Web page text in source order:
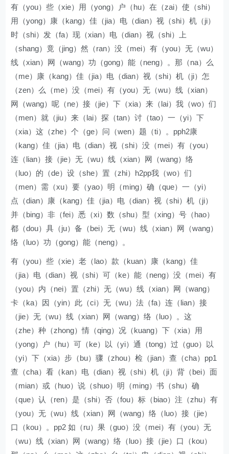
有（you）些（xie）用（yong）户（hu）在（zai）使（shi）
用（yong）康（kang）佳（jia）电（dian）视（shi）机（ji）
时（shi）发（fa）现（xian）电（dian）视（shi）上
（shang）竟（jing）然（ran）没（mei）有（you）无（wu）
线（xian）网（wang）功（gong）能（neng）。那（na）么
（me）康（kang）佳（jia）电（dian）视（shi）机（ji）怎
（zen）么（me）没（mei）有（you）无（wu）线（xian）
网（wang）呢（ne）接（jie）下（xia）来（lai）我（wo）们
（men）就（jiu）来（lai）探（tan）讨（tao）一（yi）下
（xia）这（zhe）个（ge）问（wen）题（ti）。pph2康
（kang）佳（jia）电（dian）视（shi）没（mei）有（you）
连（lian）接（jie）无（wu）线（xian）网（wang）络
（luo）的（de）设（she）置（zhi）h2pp我（wo）们
（men）需（xu）要（yao）明（ming）确（que）一（yi）
点（dian）康（kang）佳（jia）电（dian）视（shi）机（ji）
并（bing）非（fei）悉（xi）数（shu）型（xing）号（hao）
都（dou）具（ju）备（bei）无（wu）线（xian）网（wang）
络（luo）功（gong）能（neng）。
有（you）些（xie）老（lao）款（kuan）康（kang）佳
（jia）电（dian）视（shi）可（ke）能（neng）没（mei）有
（you）内（nei）置（zhi）无（wu）线（xian）网（wang）
卡（ka）因（yin）此（ci）无（wu）法（fa）连（lian）接
（jie）无（wu）线（xian）网（wang）络（luo）。这
（zhe）种（zhong）情（qing）况（kuang）下（xia）用
（yong）户（hu）可（ke）以（yi）通（tong）过（guo）以
（yi）下（xia）步（bu）骤（zhou）检（jian）查（cha）pp1
查（cha）看（kan）电（dian）视（shi）机（ji）背（bei）面
（mian）或（huo）说（shuo）明（ming）书（shu）确
（que）认（ren）是（shi）否（fou）标（biao）注（zhu）有
（you）无（wu）线（xian）网（wang）络（luo）接（jie）
口（kou）。pp2 如（ru）果（guo）没（mei）有（you）无
（wu）线（xian）网（wang）络（luo）接（jie）口（kou）